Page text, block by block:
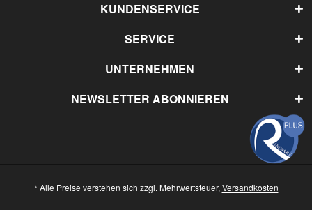
KUNDENSERVICE
SERVICE
UNTERNEHMEN
NEWSLETTER ABONNIEREN
* Alle Preise verstehen sich zzgl. Mehrwertsteuer, Versandkosten